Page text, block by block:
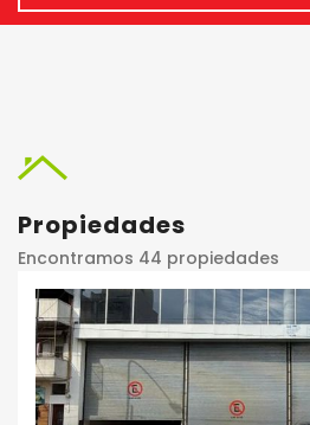
Propiedades
Encontramos 44 propiedades